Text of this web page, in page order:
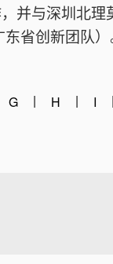
并与深圳北理
省创新团队）
G | H | I |